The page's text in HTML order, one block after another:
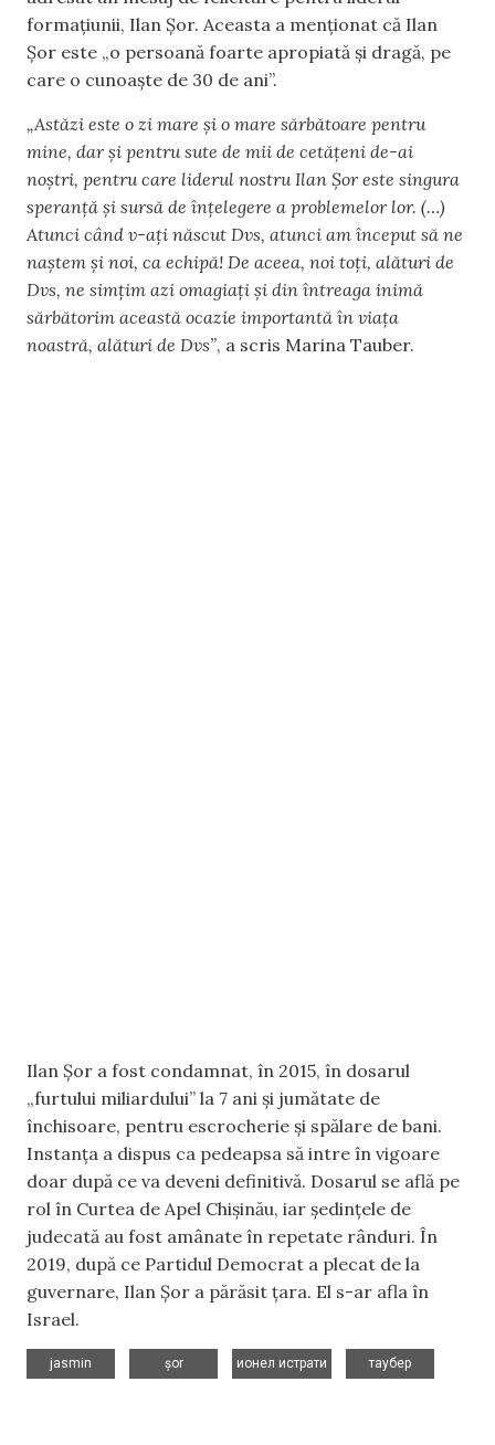
formațiunii, Ilan Șor. Aceasta a menționat că Ilan
Șor este „o persoană foarte apropiată și dragă, pe
care o cunoaște de 30 de ani”.
„Astăzi este o zi mare și o mare sărbătoare pentru
mine, dar și pentru sute de mii de cetățeni de-ai
noștri, pentru care liderul nostru Ilan Șor este singura
speranță și sursă de înțelegere a problemelor lor. (…)
Atunci când v-ați născut Dvs, atunci am început să ne
naștem și noi, ca echipă! De aceea, noi toți, alături de
Dvs, ne simțim azi omagiați și din întreaga inimă
sărbătorim această ocazie importantă în viața
noastră, alături de Dvs”, a scris Marina Tauber.
Ilan Șor a fost condamnat, în 2015, în dosarul
„furtului miliardului” la 7 ani și jumătate de
închisoare, pentru escrocherie şi spălare de bani.
Instanţa a dispus ca pedeapsa să intre în vigoare
doar după ce va deveni definitivă. Dosarul se află pe
rol în Curtea de Apel Chişinău, iar ședințele de
judecată au fost amânate în repetate rânduri. În
2019, după ce Partidul Democrat a plecat de la
guvernare, Ilan Șor a părăsit țara. El s-ar afla în
Israel.
jasmin
șor
ионел истрати
таубер